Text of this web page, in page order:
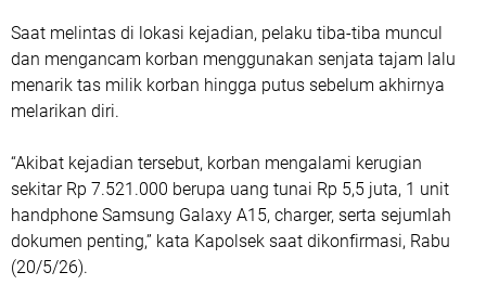
Saat melintas di lokasi kejadian, pelaku tiba-tiba muncul
dan mengancam korban menggunakan senjata tajam lalu
menarik tas milik korban hingga putus sebelum akhirnya
melarikan diri.
“Akibat kejadian tersebut, korban mengalami kerugian
sekitar Rp 7.521.000 berupa uang tunai Rp 5,5 juta, 1 unit
handphone Samsung Galaxy A15, charger, serta sejumlah
dokumen penting,” kata Kapolsek saat dikonfirmasi, Rabu
(20/5/26).